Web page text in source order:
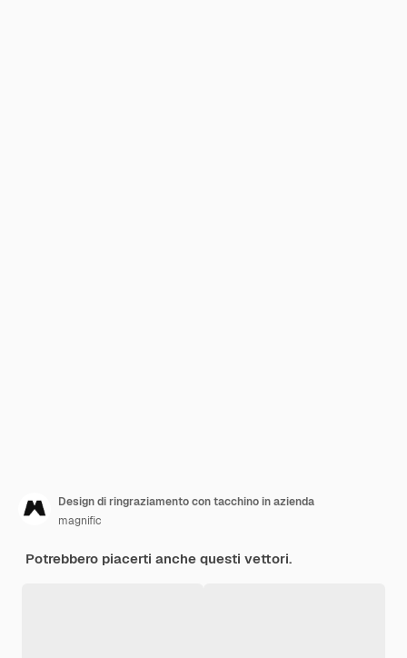
Design di ringraziamento con tacchino in azienda
magnific
Potrebbero piacerti anche questi vettori.